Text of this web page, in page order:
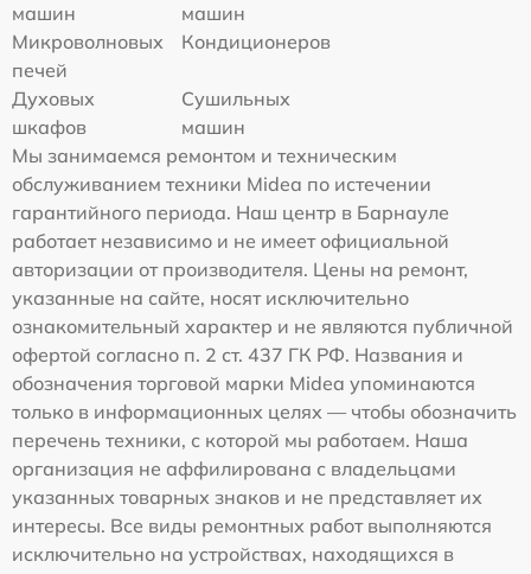
машин
машин
Микроволновых
печей
Кондиционеров
Духовых
шкафов
Сушильных
машин
Мы занимаемся ремонтом и техническим
обслуживанием техники Midea по истечении
гарантийного периода. Наш центр в Барнауле
работает независимо и не имеет официальной
авторизации от производителя. Цены на ремонт,
указанные на сайте, носят исключительно
ознакомительный характер и не являются публичной
офертой согласно п. 2 ст. 437 ГК РФ. Названия и
обозначения торговой марки Midea упоминаются
только в информационных целях — чтобы обозначить
перечень техники, с которой мы работаем. Наша
организация не аффилирована с владельцами
указанных товарных знаков и не представляет их
интересы. Все виды ремонтных работ выполняются
исключительно на устройствах, находящихся в